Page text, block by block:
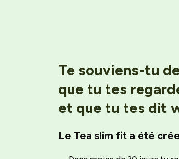
Te souviens-tu
que tu tes
et que tu tes dit
Le Tea slim fit a été